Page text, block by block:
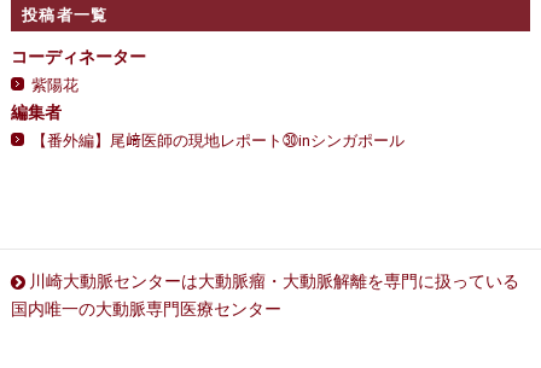
投稿者一覧
コーディネーター
紫陽花
編集者
【番外編】尾﨑医師の現地レポート㉚inシンガポール
川崎大動脈センターは大動脈瘤・大動脈解離を専門に扱っている
国内唯一の大動脈専門医療センター